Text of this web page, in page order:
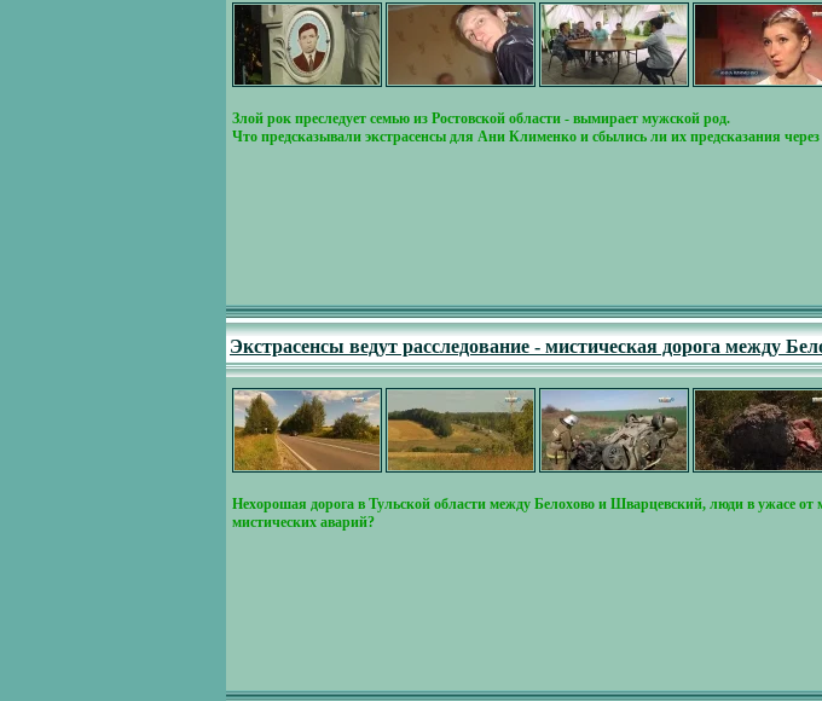
Злой рок преследует семью из Ростовской области - вымирает мужской род.
Что предсказывали экстрасенсы для Ани Клименко и сбылись ли их предсказания через
Экстрасенсы ведут расследование - мистическая дорога между
Нехорошая дорога в Тульской области между Белохово и Шварцевский, люди в ужасе от
мистических аварий?